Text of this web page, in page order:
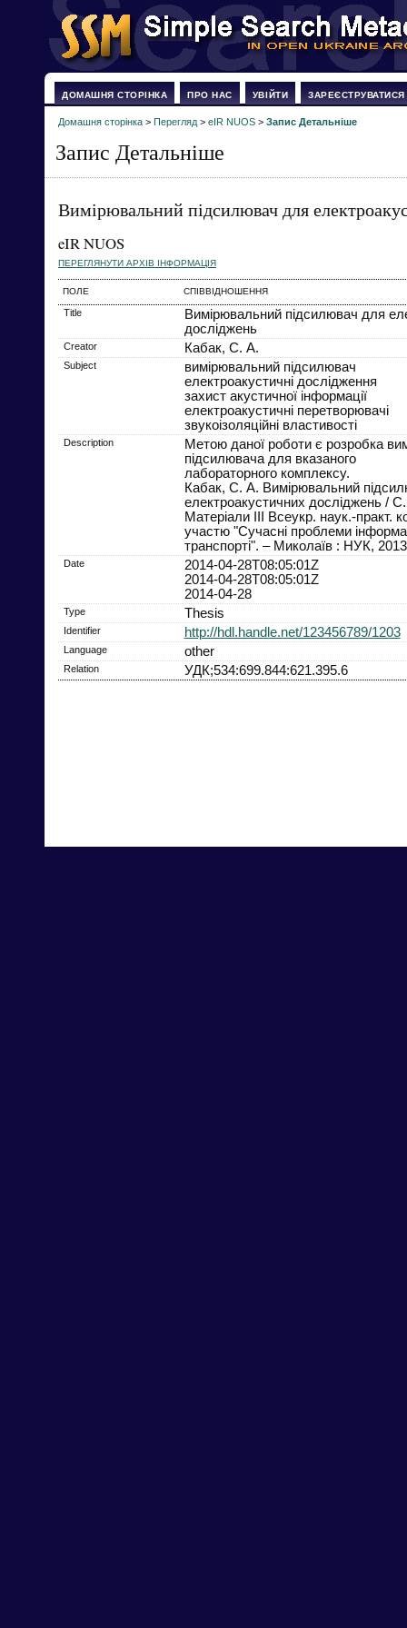
ДОМАШНЯ СТОРІНКА ПРО НАС УВІЙТИ ЗАРЕЄСТРУВАТИСЯ
Домашня сторінка > Перегляд > eIR NUOS > Запис Детальніше
Запис Детальніше
Вимірювальний підсилювач для
eIR NUOS
ПЕРЕГЛЯНУТИ АРХІВ ІНФОРМАЦІЯ
ПОЛЕ СПІВВІДНОШЕННЯ
Title
Вимірювальний підсилювач для
досліджень
Creator Кабак, С. А.
Subject
вимірювальний підсилювач
електроакустичні дослідження
захист акустичної інформації
електроакустичні перетворювачі
звукоізоляційні властивості
Description
Метою даної роботи є розробка
підсилювача для вказаного
лабораторного комплексу.
Кабак, С. А. Вимірювальний
електроакустичних досліджень /
Матеріали ІІI Всеукр. наук.-практ.
участю "Сучасні проблеми
транспорті". – Миколаїв : НУК,
Date
2014-04-28T08:05:01Z
2014-04-28T08:05:01Z
2014-04-28
Type Thesis
Identifier http://hdl.handle.net/123456789/1203
Language other
Relation УДК;534:699.844:621.395.6